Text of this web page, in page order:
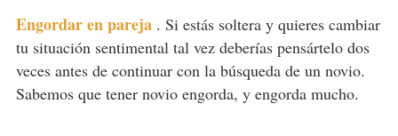
Engordar en pareja . Si estás soltera y quieres cambiar
tu situación sentimental tal vez deberías pensártelo dos
veces antes de continuar con la búsqueda de un novio.
Sabemos que tener novio engorda, y engorda mucho.